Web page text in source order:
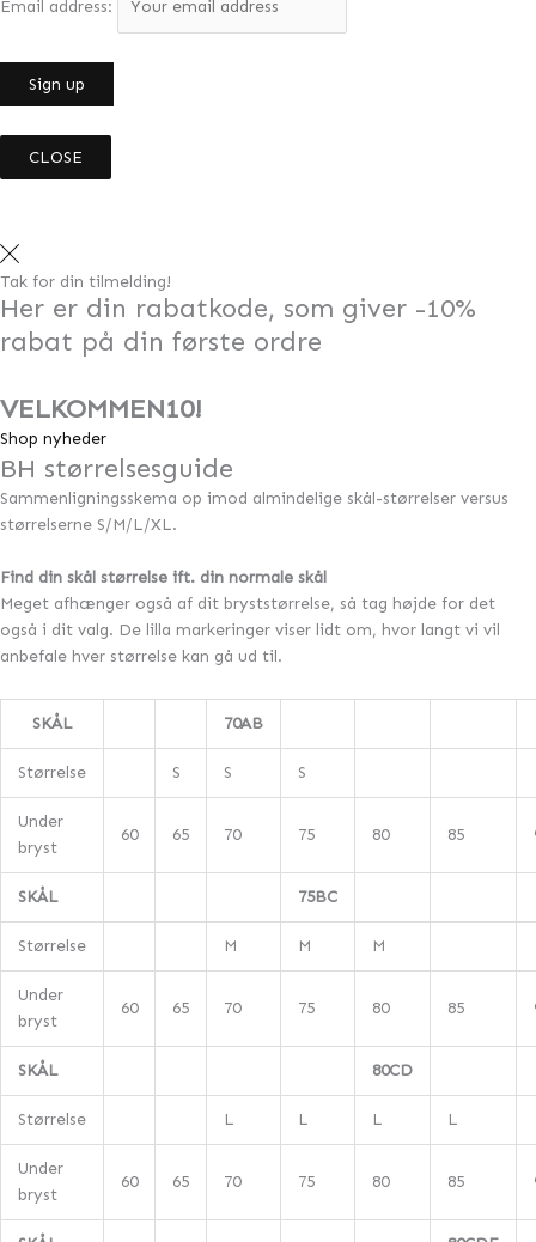
Email address:
CLOSE
Tak for din tilmelding!
Her er din rabatkode, som giver -10%
rabat på din første ordre
VELKOMMEN10!
Shop nyheder
BH størrelsesguide
Sammenligningsskema op imod almindelige skål-størrelser versus
størrelserne S/M/L/XL.
Find din skål størrelse ift. din normale skål
Meget afhænger også af dit bryststørrelse, så tag højde for det
også i dit valg. De lilla markeringer viser lidt om, hvor langt vi vil
anbefale hver størrelse kan gå ud til.
SKÅL 70AB
Størrelse S S S
Under
bryst
60 65 70 75 80 85
SKÅL 75BC
Størrelse M M M
Under
bryst
60 65 70 75 80 85
SKÅL 80CD
Størrelse L L L L
Under
bryst
60 65 70 75 80 85